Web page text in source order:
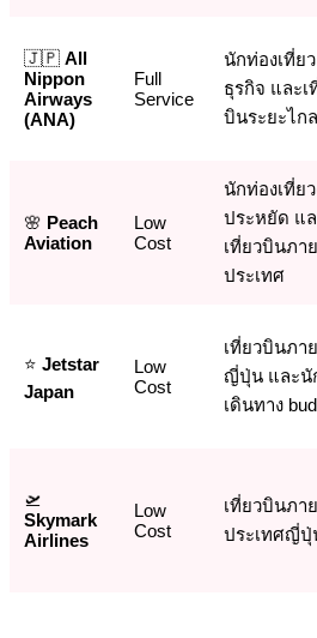
🇯🇵 All
Nippon
Airways
(ANA)
Full
Service
นักท่องเที่ย
ธุรกิจ และเ
บินระยะไกล
🌸 Peach
Aviation
Low
Cost
นักท่องเที่ย
ประหยัด แ
เที่ยวบินภา
ประเทศ
⭐ Jetstar
Japan
Low
Cost
เที่ยวบินภา
ญี่ปุ่น และนั
เดินทาง
🛫
Skymark
Airlines
Low
Cost
เที่ยวบินภา
ประเทศญี่ปุ่